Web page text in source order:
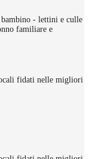
- lettini e culle
familiare e
fidati nelle migliori